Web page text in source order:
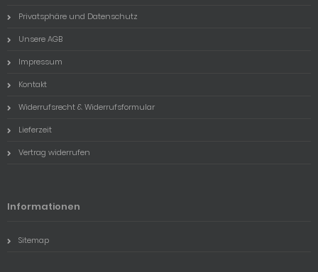
Privatsphäre und Datenschutz
Unsere AGB
Impressum
Kontakt
Widerrufsrecht & Widerrufsformular
Lieferzeit
Vertrag widerrufen
Informationen
Sitemap